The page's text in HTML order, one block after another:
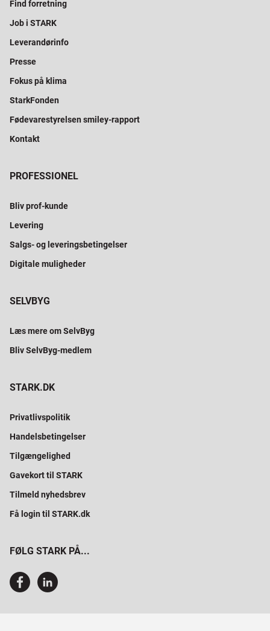
Find forretning
Job i STARK
Leverandørinfo
Presse
Fokus på klima
StarkFonden
Fødevarestyrelsen smiley-rapport
Kontakt
PROFESSIONEL
Bliv prof-kunde
Levering
Salgs- og leveringsbetingelser
Digitale muligheder
SELVBYG
Læs mere om SelvByg
Bliv SelvByg-medlem
STARK.DK
Privatlivspolitik
Handelsbetingelser
Tilgængelighed
Gavekort til STARK
Tilmeld nyhedsbrev
Få login til STARK.dk
FØLG STARK PÅ...